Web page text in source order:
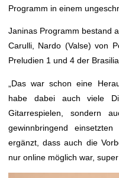
Programm in einem
Janinas Programm bestand
Carulli, Nardo (Valse) von
Preludien 1 und 4 der
„Das war schon eine
habe dabei auch viele
Gitarrespielen, sondern
gewinnbringend
ergänzt, dass auch die
nur online möglich war,